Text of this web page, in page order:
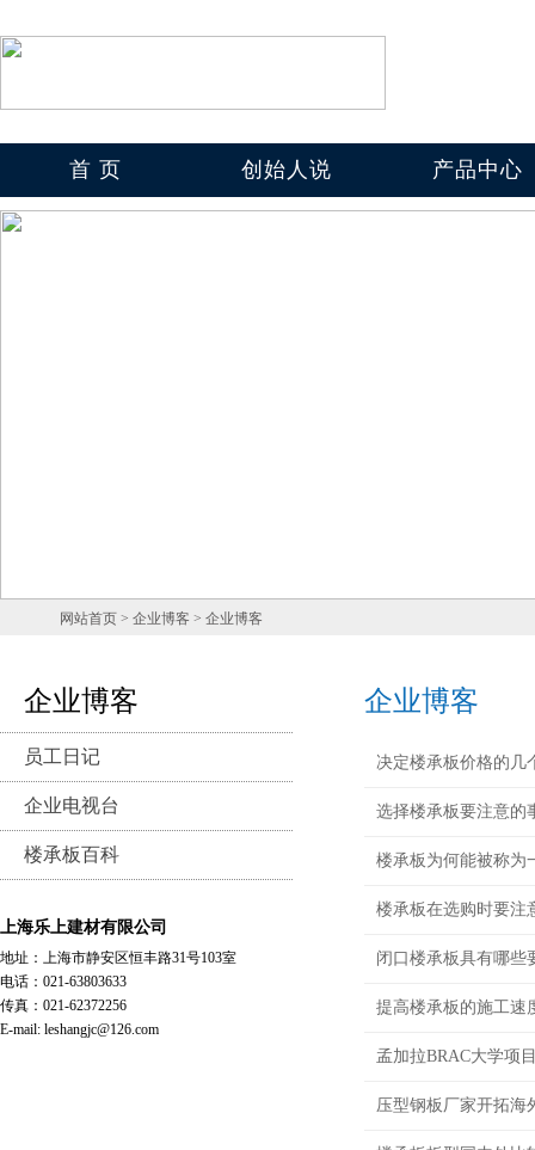
首 页 创始人说 产品中心
网站首页 > 企业博客 > 企业博客
企业博客
员工日记
企业电视台
楼承板百科
上海乐上建材有限公司
地址：上海市静安区恒丰路31号103室
电话：021-63803633
传真：021-62372256
E-mail: leshangjc@126.com
企业博客
决定楼承板价格的几
选择楼承板要注意的
楼承板为何能被称为
楼承板在选购时要注
闭口楼承板具有哪些
提高楼承板的施工速
孟加拉BRAC大学项
压型钢板厂家开拓海